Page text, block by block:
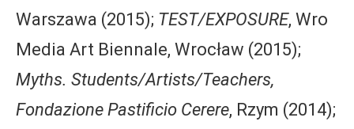
Warszawa (2015); TEST/EXPOSURE, Wro
Media Art Biennale, Wrocław (2015);
Myths. Students/Artists/Teachers,
Fondazione Pastificio Cerere, Rzym (2014);